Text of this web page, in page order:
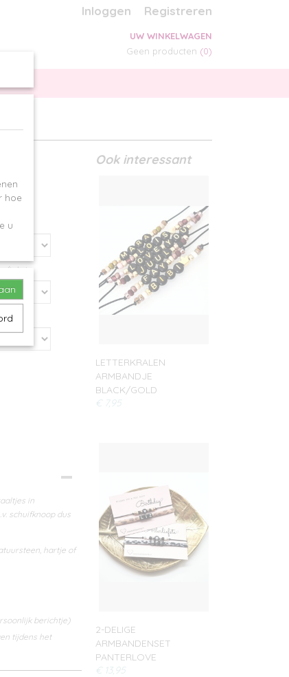
Inloggen Registreren
UW WINKELWAGEN
Geen producten (0)
tekst
in
schuifknoop dus
hartje of
berichtje)
tijdens het
Ook interessant
LETTERKRALEN
ARMBANDJE
BLACK/GOLD
€ 7,95
2-DELIGE
ARMBANDENSET
PANTERLOVE
€ 13,95
hoe
u